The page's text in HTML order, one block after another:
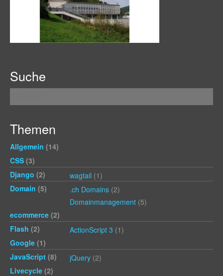
Suche
Themen
Allgemein (14)
CSS (3)
Django (2) wagtail (1)
Domain (5) .ch Domains (2)
Domainmanagement (5)
ecommerce (2)
Flash (2) ActionScript 3 (1)
Google (1)
JavaScript (8) jQuery (2)
Livecycle (2)